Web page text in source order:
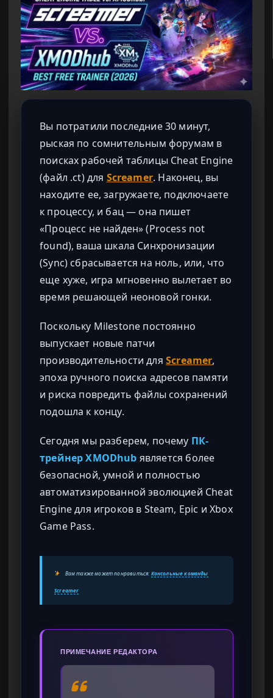
Вы потратили последние 30 минут,
рыская по сомнительным форумам в
поисках рабочей таблицы Cheat Engine
(файл .ct) для Screamer. Наконец, вы
находите ее, загружаете, подключаете
к процессу, и бац — она пишет
«Процесс не найден» (Process not
found), ваша шкала Синхронизации
(Sync) сбрасывается на ноль, или, что
еще хуже, игра мгновенно вылетает во
время решающей неоновой гонки.
Поскольку Milestone постоянно
выпускает новые патчи
производительности для Screamer,
эпоха ручного поиска адресов памяти
и риска повредить файлы сохранений
подошла к концу.
Сегодня мы разберем, почему ПК-
трейнер XMODhub является более
безопасной, умной и полностью
автоматизированной эволюцией Cheat
Engine для игроков в Steam, Epic и Xbox
Game Pass.
Вам также может понравиться: Консольные команды
Screamer
ПРИМЕЧАНИЕ РЕДАКТОРА